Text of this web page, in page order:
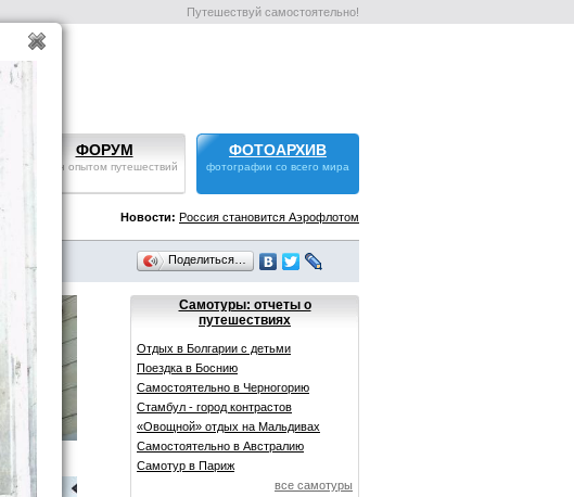
Путешествуй самостоятельно!
ФОРУМ
обмен опытом путешествий
ФОТОАРХИВ
фотографии со всего мира
Новости: Россия становится Аэрофлотом
Поделиться…
Самотуры: отчеты о
путешествиях
Отдых в Болгарии с детьми
Поездка в Боснию
Самостоятельно в Черногорию
Стамбул - город контрастов
«Овощной» отдых на Мальдивах
Самостоятельно в Австралию
Самотур в Париж
все самотуры